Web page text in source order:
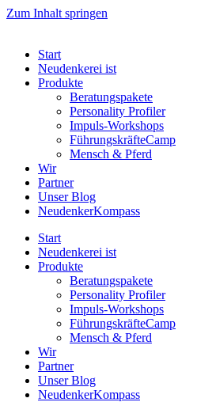
Zum Inhalt springen
Start
Neudenkerei ist
Produkte
Beratungspakete
Personality Profiler
Impuls-Workshops
FührungskräfteCamp
Mensch & Pferd
Wir
Partner
Unser Blog
NeudenkerKompass
Start
Neudenkerei ist
Produkte
Beratungspakete
Personality Profiler
Impuls-Workshops
FührungskräfteCamp
Mensch & Pferd
Wir
Partner
Unser Blog
NeudenkerKompass